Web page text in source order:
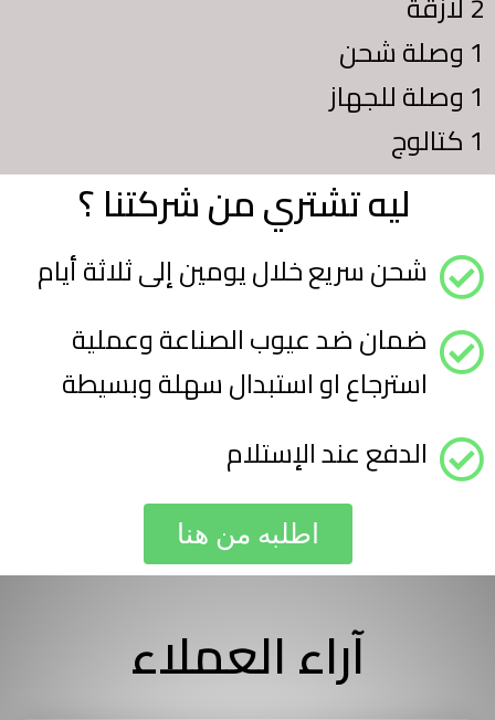
1 وصلة شحن
1 وصلة للجهاز
1 كتالوج
شحن سريع خلال يومين إلى ثلاثة أيام
ضمان ضد عيوب الصناعة وعملية
استرجاع او استبدال سهلة وبسيطة
الدفع عند الإستلام
اطلبه من هنا
آراء العملاء